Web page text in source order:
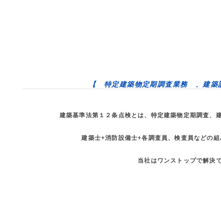
【 特定建築物定期調査業務 、建築
建築基準法第１２条点検とは、特定建築物定期調査、
建築士+消防設備士+各調査員、検査員などの
当社はワンストップで解決